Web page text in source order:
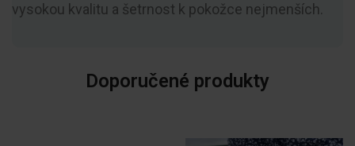
vysokou kvalitu a šetrnost k pokožce nejmenších.
Doporučené produkty